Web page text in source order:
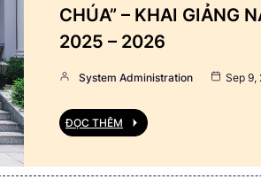
CHÚA” – KHAI GIẢNG
2025 – 2026
System Administration Sep 9,
ĐỌC THÊM